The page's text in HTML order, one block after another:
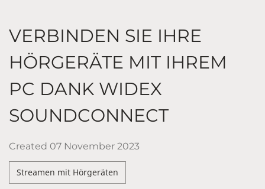
VERBINDEN SIE IHRE
HÖRGERÄTE MIT IHREM
PC DANK WIDEX
SOUNDCONNECT
Created 07 November 2023
Streamen mit Hörgeräten